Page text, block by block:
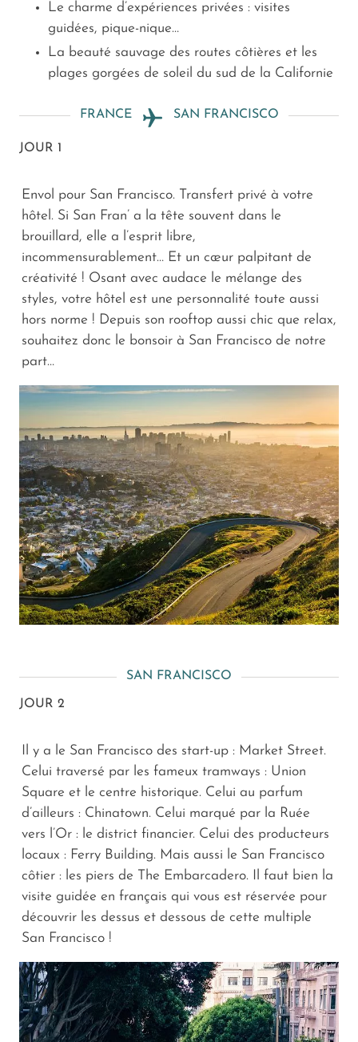
Le charme d’expériences privées : visites
guidées, pique-nique…
La beauté sauvage des routes côtières et les
plages gorgées de soleil du sud de la Californie
FRANCE SAN FRANCISCO
JOUR 1
Envol pour San Francisco. Transfert privé à votre
hôtel. Si San Fran’ a la tête souvent dans le
brouillard, elle a l’esprit libre,
incommensurablement… Et un cœur palpitant de
créativité ! Osant avec audace le mélange des
styles, votre hôtel est une personnalité toute aussi
hors norme ! Depuis son rooftop aussi chic que relax,
souhaitez donc le bonsoir à San Francisco de notre
part…
SAN FRANCISCO
JOUR 2
Il y a le San Francisco des start-up : Market Street.
Celui traversé par les fameux tramways : Union
Square et le centre historique. Celui au parfum
d’ailleurs : Chinatown. Celui marqué par la Ruée
vers l’Or : le district financier. Celui des producteurs
locaux : Ferry Building. Mais aussi le San Francisco
côtier : les piers de The Embarcadero. Il faut bien la
visite guidée en français qui vous est réservée pour
découvrir les dessus et dessous de cette multiple
San Francisco !